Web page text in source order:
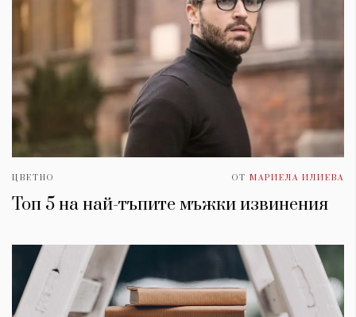
ЦВЕТНО ОТ МАРИЕЛА ИЛИЕВА
Топ 5 на най-тъпите мъжки извинения